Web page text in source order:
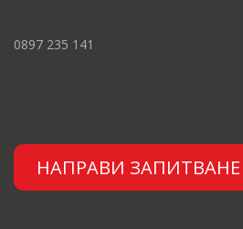
0897 235 141
НАПРАВИ ЗАПИТВАНЕ